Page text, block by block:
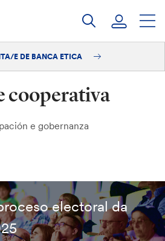
E DE BANCA ETICA
cooperativa
e gobernanza
electoral da